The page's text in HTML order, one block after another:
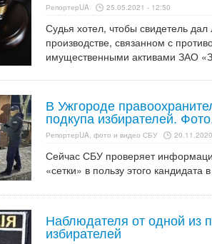
РепортерUA 25.05.2021 - 12:50
Судья хотел, чтобы свидетель
производстве, связанном с
имущественными активами ЗАО
В Ужгороде
подкупа избирателей.
РепортерUA, фото и видео СБУ
Сейчас СБУ проверяет
«сетки» в пользу этого кандидата
Наблюдателя от одной из
избирателей